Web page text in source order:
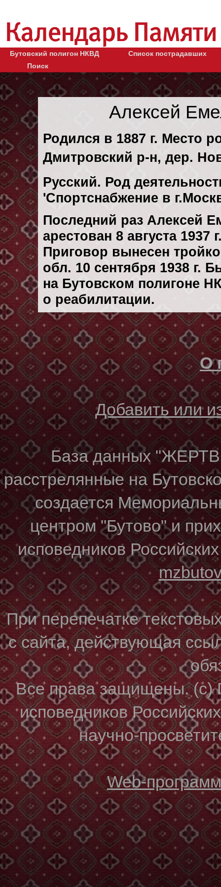
Бутовский полигон НКВД
Список пострадавших
Поиск
Алексей
Родился в 1887 г. Место
Дмитровский р-н, дер.
Русский. Род
'Спортснабжение в
Последний раз Алексей
арестован 8 августа 1937
Приговор вынесен
обл. 10 сентября 1938 г.
на Бутовском полигоне
о реабилитации.
О
Добавить или
База данных
расстрелянные на
создается
центром "Бутово" и
исповедников
При перепечатке
с сайта, действующая
Все права защищены. (с)
исповедников
научно-
Web-